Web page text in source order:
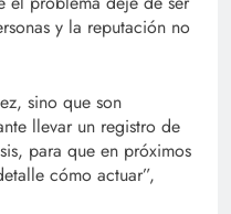
y la reputación no
sino que son
llevar un registro de
para que en próximos
cómo actuar”,